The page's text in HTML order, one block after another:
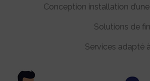
Conception installation
Solutions de
Services adapté